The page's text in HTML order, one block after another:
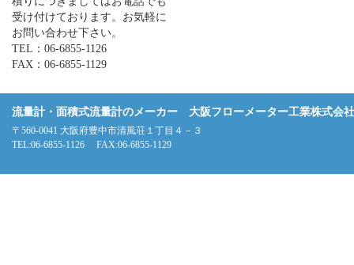
受け付けております。お気軽に
お問い合わせ下さい。
TEL：06-6855-1126
FAX：06-6855-1129
流量計・面積式流量計のメーカー 大阪フローメーター工業株式会社
〒560-0041 大阪府豊中市清風荘１丁目４－３
TEL:06-6855-1126 FAX:06-6855-1129